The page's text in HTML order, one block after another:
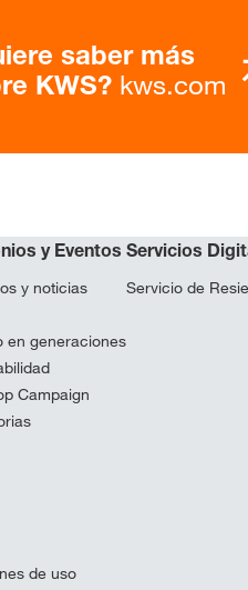
saber más
KWS? kws.com
y Eventos
y noticias
en generaciones
Campaign
Servicios
Servicio de
de uso